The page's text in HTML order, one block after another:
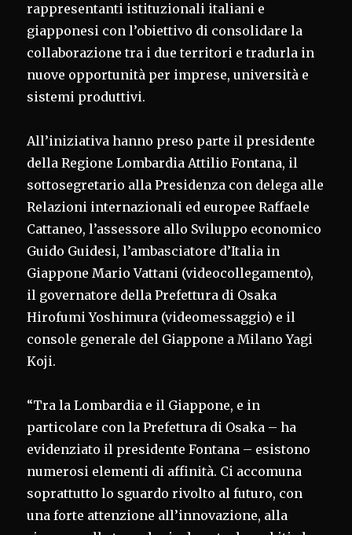
rappresentanti istituzionali italiani e
giapponesi con l’obiettivo di consolidare la
collaborazione tra i due territori e tradurla in
nuove opportunità per imprese, università e
sistemi produttivi.
All’iniziativa hanno preso parte il presidente
della Regione Lombardia Attilio Fontana, il
sottosegretario alla Presidenza con delega alle
Relazioni internazionali ed europee Raffaele
Cattaneo, l’assessore allo Sviluppo economico
Guido Guidesi, l’ambasciatore d’Italia in
Giappone Mario Vattani (videocollegamento),
il governatore della Prefettura di Osaka
Hirofumi Yoshimura (videomessaggio) e il
console generale del Giappone a Milano Yagi
Koji.
“Tra la Lombardia e il Giappone, e in
particolare con la Prefettura di Osaka – ha
evidenziato il presidente Fontana – esistono
numerosi elementi di affinità. Ci accomuna
soprattutto lo sguardo rivolto al futuro, con
una forte attenzione all’innovazione, alla